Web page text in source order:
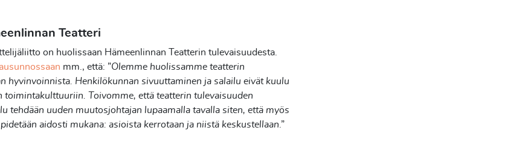
Teatteri
on huolissaan Hämeenlinnan Teatterin tulevaisuudesta.
lausunnossaan mm., että: ”Olemme huolissamme teatterin
hyvinvoinnista. Henkilökunnan sivuuttaminen ja salailu eivät kuulu
toimintakulttuuriin. Toivomme, että teatterin tulevaisuuden
tehdään uuden muutosjohtajan lupaamalla tavalla siten, että myös
aidosti mukana: asioista kerrotaan ja niistä keskustellaan .”